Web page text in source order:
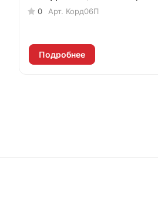
0 Арт. Корд06П
Подробнее